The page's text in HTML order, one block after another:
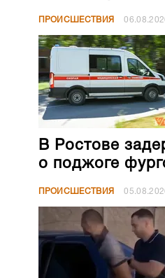
ПРОИСШЕСТВИЯ
В Ростове
о поджоге
ПРОИСШЕСТВИЯ